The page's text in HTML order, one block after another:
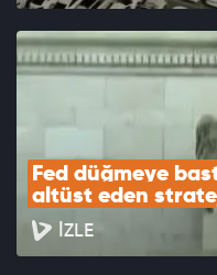
Fed düğmeye
altüst eden
İZLE